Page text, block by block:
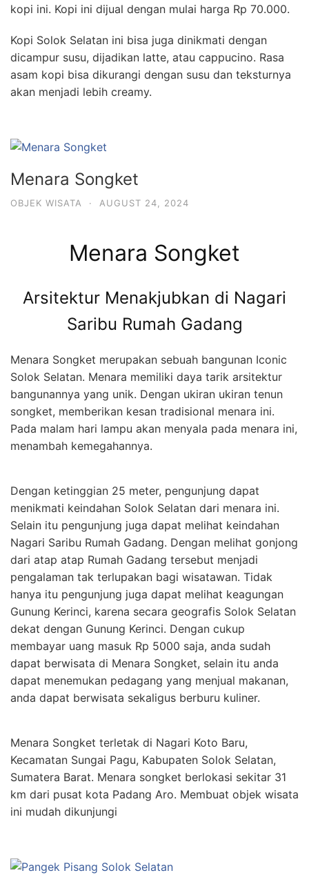
kopi ini. Kopi ini dijual dengan mulai harga Rp 70.000.
Kopi Solok Selatan ini bisa juga dinikmati dengan
dicampur susu, dijadikan latte, atau cappucino. Rasa
asam kopi bisa dikurangi dengan susu dan teksturnya
akan menjadi lebih creamy.
Menara Songket
OBJEK WISATA · AUGUST 24, 2024
Menara Songket
Arsitektur Menakjubkan di Nagari
Saribu Rumah Gadang
Menara Songket merupakan sebuah bangunan Iconic
Solok Selatan. Menara memiliki daya tarik arsitektur
bangunannya yang unik. Dengan ukiran ukiran tenun
songket, memberikan kesan tradisional menara ini.
Pada malam hari lampu akan menyala pada menara ini,
menambah kemegahannya.
Dengan ketinggian 25 meter, pengunjung dapat
menikmati keindahan Solok Selatan dari menara ini.
Selain itu pengunjung juga dapat melihat keindahan
Nagari Saribu Rumah Gadang. Dengan melihat gonjong
dari atap atap Rumah Gadang tersebut menjadi
pengalaman tak terlupakan bagi wisatawan. Tidak
hanya itu pengunjung juga dapat melihat keagungan
Gunung Kerinci, karena secara geografis Solok Selatan
dekat dengan Gunung Kerinci. Dengan cukup
membayar uang masuk Rp 5000 saja, anda sudah
dapat berwisata di Menara Songket, selain itu anda
dapat menemukan pedagang yang menjual makanan,
anda dapat berwisata sekaligus berburu kuliner.
Menara Songket terletak di Nagari Koto Baru,
Kecamatan Sungai Pagu, Kabupaten Solok Selatan,
Sumatera Barat. Menara songket berlokasi sekitar 31
km dari pusat kota Padang Aro. Membuat objek wisata
ini mudah dikunjungi